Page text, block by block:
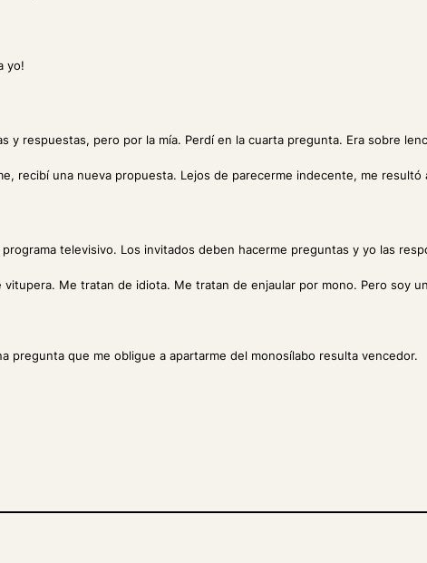
yo!
y respuestas, pero por la mía. Perdí en la cuarta pregunta. Era sobre
recibí una nueva propuesta. Lejos de parecerme indecente, me resultó
televisivo. Los invitados deben hacerme preguntas y yo las
vitupera. Me tratan de idiota. Me tratan de enjaular por mono. Pero soy
pregunta que me obligue a apartarme del monosílabo resulta vencedor.